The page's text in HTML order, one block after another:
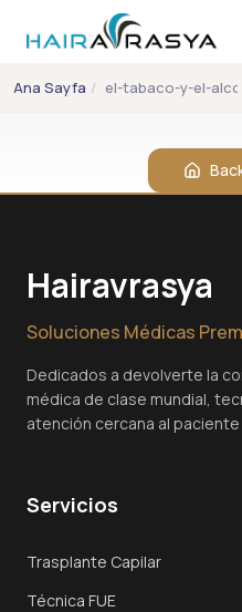
Skip to main content
WhatsApp
Ana Sayfa / el-tabaco-y-el-
Hairavrasya
Soluciones Médicas
Dedicados a devolverte la
médica de clase mundial,
atención cercana al
Servicios
Trasplante Capilar
Técnica FUE